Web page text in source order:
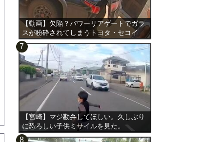
【動画】欠陥？パワーリアゲートでガラ
スが粉砕されてしまうトヨタ・セコイ
ア。
【宮崎】マジ勘弁してほしい。久しぶり
に恐ろしい子供ミサイルを見た。